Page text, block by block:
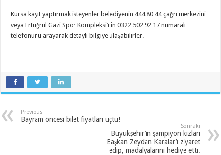
Kursa kayıt yaptırmak isteyenler belediyenin 444 80 44 çağrı merkezini
veya Ertuğrul Gazi Spor Kompleksi’nin 0322 502 92 17 numaralı
telefonunu arayarak detaylı bilgiye ulaşabilirler.
Previous
Bayram öncesi bilet fiyatları uçtu!
Sonraki
Büyükşehir’in şampiyon kızları
Başkan Zeydan Karalar’ı ziyaret
edip, madalyalarını hediye etti.